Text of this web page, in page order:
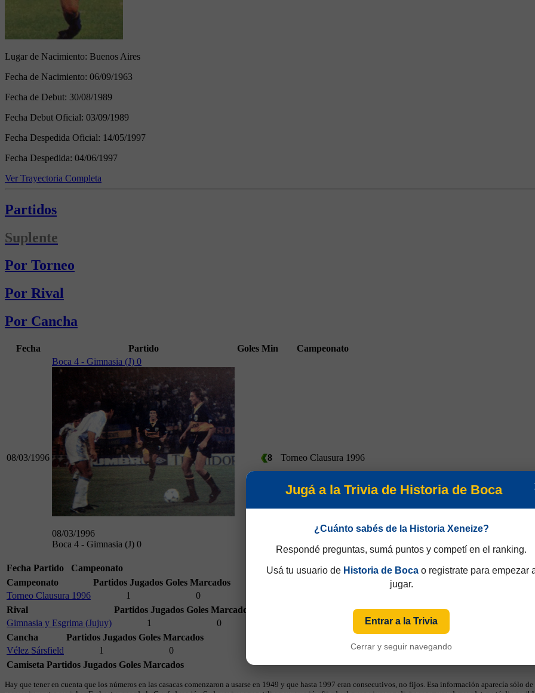
Lugar de Nacimiento: Buenos Aires
Fecha de Nacimiento: 06/09/1963
Fecha de Debut: 30/08/1989
Fecha Debut Oficial: 03/09/1989
Fecha Despedida Oficial: 14/05/1997
Fecha Despedida: 04/06/1997
Ver Trayectoria Completa
Partidos
Suplente
Por Torneo
Por Rival
Por Cancha
Fecha Partido Goles Min Campeonato
08/03/1996
Boca 4 - Gimnasia (J) 0
08/03/1996
Boca 4 - Gimnasia (J) 0
8 Torneo Clausura 1996
Fecha Partido
Campeonato
Campeonato
Partidos Jugados Goles Marcados
Torneo Clausura 1996
1
0
Rival
Partidos Jugados Goles Marcados
Gimnasia y Esgrima (Jujuy)
1
0
Cancha
Partidos Jugados Goles Marcados
Vélez Sársfield
1
0
Camiseta Partidos Jugados Goles Marcados
Hay que tener en cuenta que los números en las casacas comenzaron a usarse en 1949 y que hasta 1997 eran consecutivos, no fijos. Esa información aparecía sólo
Jugá a la Trivia de Historia de Boca
¿Cuánto sabés de la Historia Xeneize?
Respondé preguntas, sumá puntos y competí en el ranking.
Usá tu usuario de Historia de Bocao registrate para empezar
jugar.
Entrar a la Trivia
Cerrar y seguir navegando